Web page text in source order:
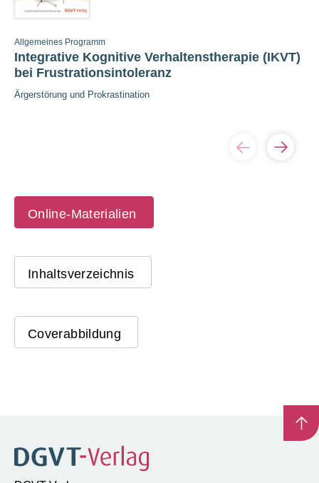
Allgemeines Programm
Integrative Kognitive Verhaltenstherapie (IKVT)
bei Frustrationsintoleranz
Ärgerstörung und Prokrastination
Online-Materialien
Inhaltsverzeichnis
Coverabbildung